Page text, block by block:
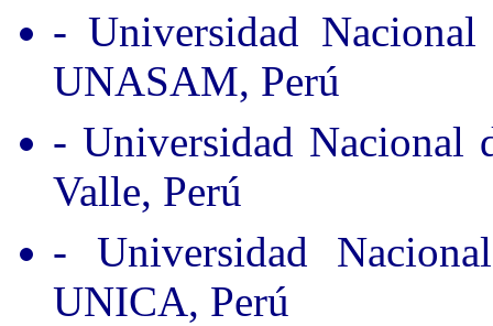
- Universidad
UNASAM, Perú
- Universidad Nacional
Valle, Perú
- Universidad
UNICA, Perú